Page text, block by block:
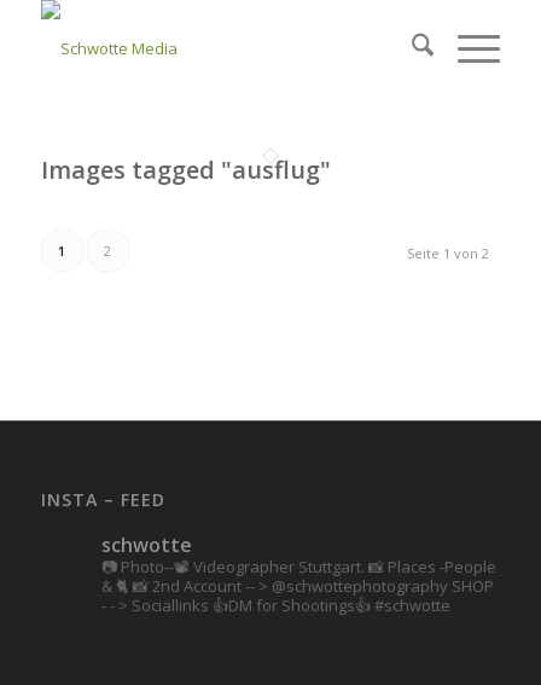
Images tagged "ausflug"
Seite 1 von 2
1 2
INSTA – FEED
schwotte
📷 Photo--📽️ Videographer Stuttgart. 📸 Places -People
& 🐈 📸 2nd Account-- > @schwottephotography SHOP
- - > Sociallinks 👍DM for Shootings👍 #schwotte